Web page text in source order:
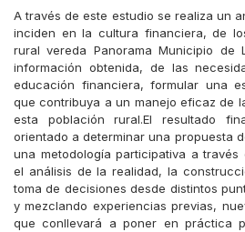
A través de este estudio se realiza un
inciden en la cultura financiera, de
rural vereda Panorama Municipio
información obtenida, de las
educación financiera, formular una
que contribuya a un manejo eficaz de
esta población rural.El resultado
orientado a determinar una propuesta
una metodología participativa a
el análisis de la realidad, la
toma de decisiones desde distintos
y mezclando experiencias previas,
que conllevará a poner en práctica